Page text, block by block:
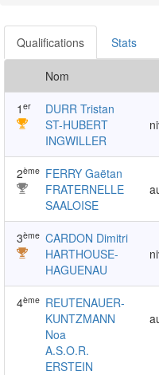
Qualifications Stats
Nom
1 er
DURR Tristan
ST-HUBERT
INGWILLER
2ème FERRY Gaëtan
FRATERNELLE
SAALOISE
3ème CARDON Dimitri
HARTHOUSE-
HAGUENAU
4ème REUTENAUER-
KUNTZMANN
Noa
A.S.O.R.
ERSTEIN